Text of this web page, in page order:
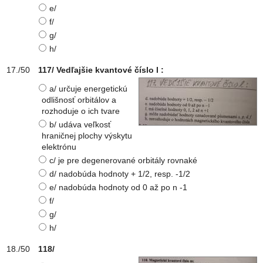
e/
f/
g/
h/
117/ Vedľajšie kvantové číslo l :
a/ určuje energetickú
odlišnosť orbitálov a
rozhoduje o ich tvare
b/ udáva veľkosť
hraničnej plochy výskytu
elektrónu
c/ je pre degenerované orbitály rovnaké
d/ nadobúda hodnoty + 1/2, resp. -1/2
e/ nadobúda hodnoty od 0 až po n -1
f/
g/
h/
118/